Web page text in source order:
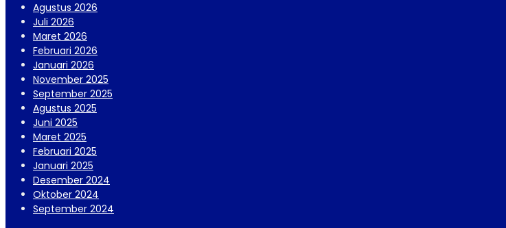
Agustus 2026
Juli 2026
Maret 2026
Februari 2026
Januari 2026
November 2025
September 2025
Agustus 2025
Juni 2025
Maret 2025
Februari 2025
Januari 2025
Desember 2024
Oktober 2024
September 2024